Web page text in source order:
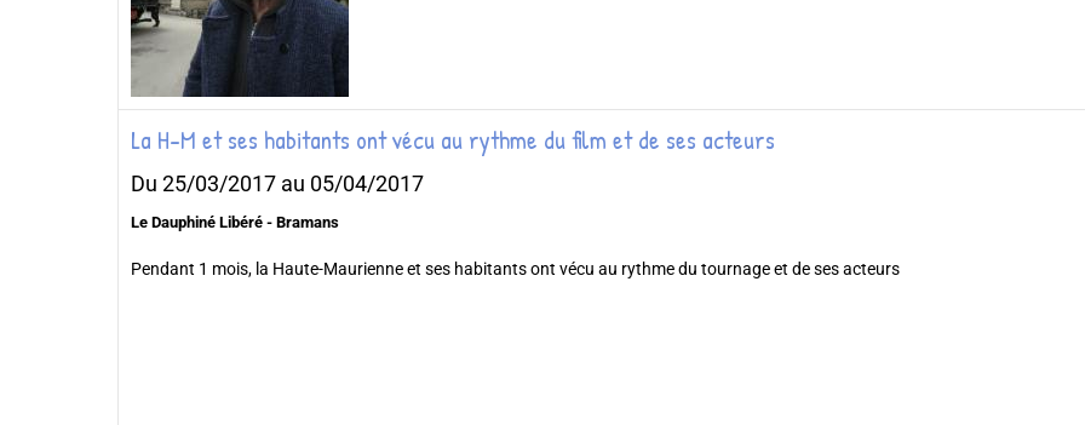
La H-M et ses habitants ont vécu au rythme du film et de ses acteurs
Du 25/03/2017 au 05/04/2017
Le Dauphiné Libéré - Bramans
Pendant 1 mois, la Haute-Maurienne et ses habitants ont vécu au rythme du tournage et de ses acteurs